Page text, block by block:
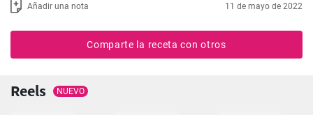
Añadir una nota 11 de mayo de 2022
Comparte la receta con otros
Reels NUEVO